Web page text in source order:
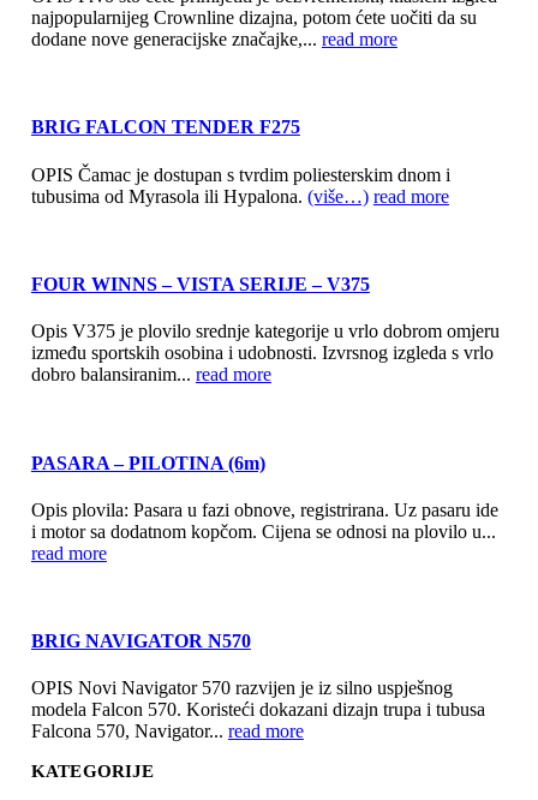
najpopularnijeg Crownline dizajna, potom ćete uočiti da su
dodane nove generacijske značajke,... read more
BRIG FALCON TENDER F275
OPIS Čamac je dostupan s tvrdim poliesterskim dnom i
tubusima od Myrasola ili Hypalona. (više…) read more
FOUR WINNS – VISTA SERIJE – V375
Opis V375 je plovilo srednje kategorije u vrlo dobrom omjeru
između sportskih osobina i udobnosti. Izvrsnog izgleda s vrlo
dobro balansiranim... read more
PASARA – PILOTINA (6m)
Opis plovila: Pasara u fazi obnove, registrirana. Uz pasaru ide
i motor sa dodatnom kopčom. Cijena se odnosi na plovilo u...
read more
BRIG NAVIGATOR N570
OPIS Novi Navigator 570 razvijen je iz silno uspješnog
modela Falcon 570. Koristeći dokazani dizajn trupa i tubusa
Falcona 570, Navigator... read more
KATEGORIJE